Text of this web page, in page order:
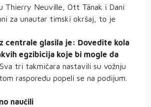
Thierry Neuville, Ott Tänak i Dani
za unautar timski okršaj, to je
centrale glasila je: Dovedite kola
egzibicija koje bi mogle da
. Sva tri takmičara nastavili su vožnju
rasporedu popeli se na podijum.
naučili